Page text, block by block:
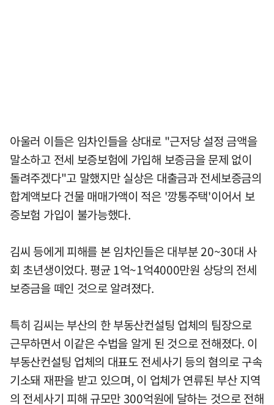
아울러 이들은 임차인들을 상대로 "근저당 설정 금액을
말소하고 전세 보증보험에 가입해 보증금을 문제 없이
돌려주겠다"고 말했지만 실상은 대출금과 전세보증금의
합계액보다 건물 매매가액이 적은 '깡통주택'이어서 보
증보험 가입이 불가능했다.
김씨 등에게 피해를 본 임차인들은 대부분 20~30대 사
회 초년생이었다. 평균 1억~1억4000만원 상당의 전세
보증금을 떼인 것으로 알려졌다.
특히 김씨는 부산의 한 부동산컨설팅 업체의 팀장으로
근무하면서 이같은 수법을 알게 된 것으로 전해졌다. 이
부동산컨설팅 업체의 대표도 전세사기 등의 혐의로 구속
기소돼 재판을 받고 있으며, 이 업체가 연류된 부산 지역
의 전세사기 피해 규모만 300억원에 달하는 것으로 전해